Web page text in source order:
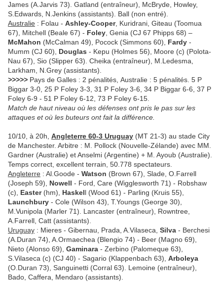
James (A.Jarvis 73). Gatland (entraîneur), McBryde, Howley,
S.Edwards, N.Jenkins (assistants). Ball (non entré).
Australie : Folau - Ashley-Cooper, Kuridrani, Giteau (Toomua
67), Mitchell (Beale 67) - Foley , Genia (CJ 67 Phipps 68) –
McMahon (McCalman 49), Pocock (Simmons 60), Fardy -
Mumm (CJ 60), Douglas - Kepu (Holmes 56), Moore (c) (Polota-
Nau 67), Sio (Slipper 63). Cheika (entraîneur), M.Ledesma,
Larkham, N.Grey (assistants).
>>>>> Pays de Galles : 2 pénalités, Australie : 5 pénalités. 5 P
Biggar 3-0, 25 P Foley 3-3, 31 P Foley 3-6, 34 P Biggar 6-6, 37 P
Foley 6-9 - 51 P Foley 6-12, 73 P Foley 6-15.
Match de haut niveau où les défenses ont pris le pas sur les
attaques et où les buteurs ont fait la différence.
10/10, à 20h, Angleterre 60-3 Uruguay (MT 21-3) au stade City
de Manchester. Arbitre : M. Pollock (Nouvelle-Zélande) avec MM.
Gardner (Australie) et Anselmi (Argentine) + M. Ayoub (Australie).
Temps correct, excellent terrain, 50.778 spectateurs.
Angleterre : Al.Goode - Watson (Brown 67), Slade, O.Farrell
(Joseph 59), Nowell - Ford, Care (Wigglesworth 71) - Robshaw
(c), Easter(hm), Haskell (Wood 61) - Parling (Kruis 55),
Launchbury - Cole (Wilson 43), T.Youngs (George 30),
M.Vunipola (Marler 71). Lancaster (entraîneur), Rowntree,
A.Farrell, Catt (assistants).
Uruguay : Mieres - Gibernau, Prada, A.Vilaseca, Silva - Berchesi
(A.Duran 74), A.Ormaechea (Blengio 74) - Beer (Magno 69),
Nieto (Alonso 69), Gaminara - Zerbino (Palomeque 63),
S.Vilaseca (c) (CJ 40) - Sagario (Klappenbach 63), Arboleya
(O.Duran 73), Sanguinetti (Corral 63). Lemoine (entraîneur),
Bado, Caffera, Mendaro (assistants).